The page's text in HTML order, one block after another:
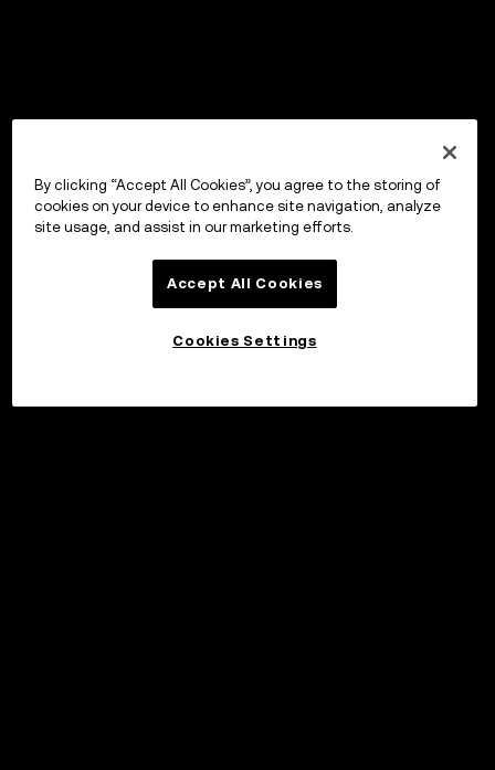
By clicking “Accept All Cookies”, you agree to the storing of
cookies on your device to enhance site navigation, analyze
site usage, and assist in our marketing efforts.
Accept All Cookies
Cookies Settings